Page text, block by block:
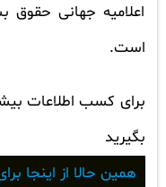
اعلامیه جهانی
است.
برای کسب اطلاعات
بگیرید
همین حالا از اینجا